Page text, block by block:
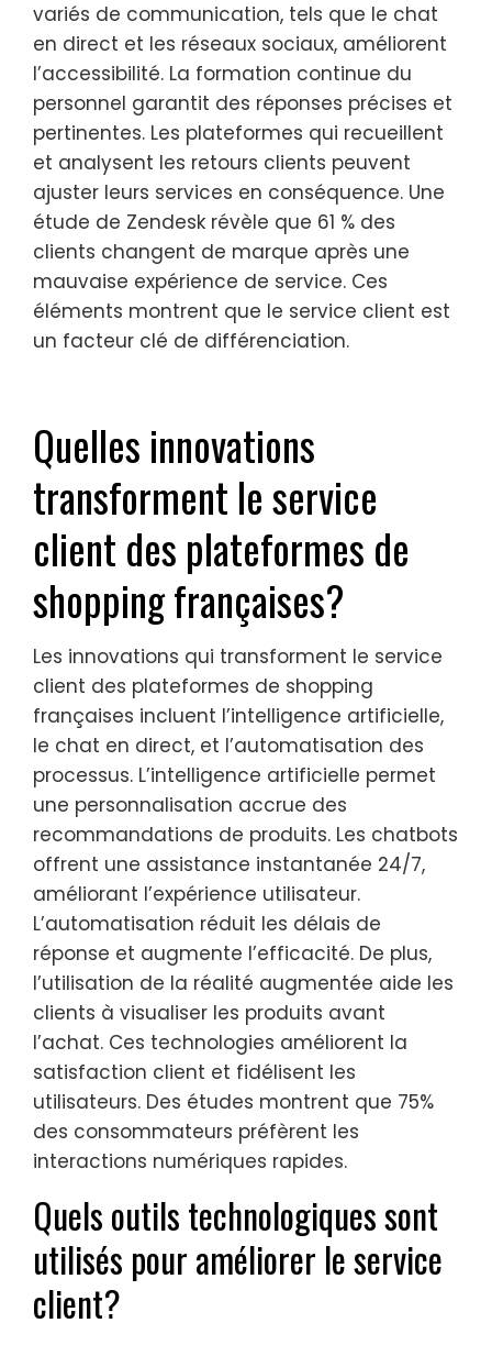
variés de communication, tels que le chat
en direct et les réseaux sociaux, améliorent
l’accessibilité. La formation continue du
personnel garantit des réponses précises et
pertinentes. Les plateformes qui recueillent
et analysent les retours clients peuvent
ajuster leurs services en conséquence. Une
étude de Zendesk révèle que 61 % des
clients changent de marque après une
mauvaise expérience de service. Ces
éléments montrent que le service client est
un facteur clé de différenciation.
Quelles innovations
transforment le service
client des plateformes de
shopping françaises?
Les innovations qui transforment le service
client des plateformes de shopping
françaises incluent l’intelligence artificielle,
le chat en direct, et l’automatisation des
processus. L’intelligence artificielle permet
une personnalisation accrue des
recommandations de produits. Les chatbots
offrent une assistance instantanée 24/7,
améliorant l’expérience utilisateur.
L’automatisation réduit les délais de
réponse et augmente l’efficacité. De plus,
l’utilisation de la réalité augmentée aide les
clients à visualiser les produits avant
l’achat. Ces technologies améliorent la
satisfaction client et fidélisent les
utilisateurs. Des études montrent que 75%
des consommateurs préfèrent les
interactions numériques rapides.
Quels outils technologiques sont
utilisés pour améliorer le service
client?